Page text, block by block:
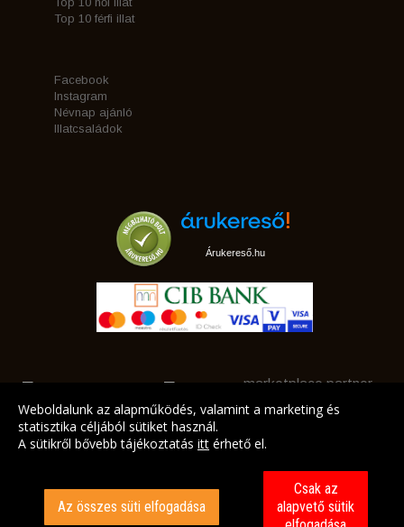
Top 10 férfi illat
Facebook
Instagram
Névnap ajánló
Illatcsaládok
Árukereső.hu
marketplace partner
Weboldalunk az alapműködés, valamint a marketing és
statisztika céljából sütiket használ.
A sütikről bővebb tájékoztatás itt érhető el.
Az összes süti elfogadása
Csak az
alapvető sütik